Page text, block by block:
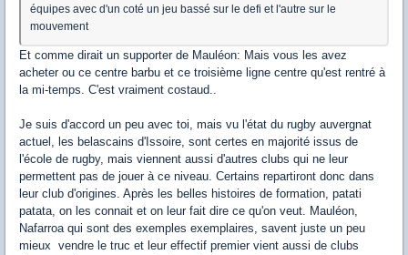
équipes avec d'un coté un jeu bassé sur le defi et l'autre sur le
mouvement
Et comme dirait un supporter de Mauléon: Mais vous les avez
acheter ou ce centre barbu et ce troisième ligne centre qu'est rentré à
la mi-temps. C'est vraiment costaud..
Je suis d'accord un peu avec toi, mais vu l'état du rugby auvergnat
actuel, les belascains d'Issoire, sont certes en majorité issus de
l'école de rugby, mais viennent aussi d'autres clubs qui ne leur
permettent pas de jouer à ce niveau. Certains repartiront donc dans
leur club d'origines. Après les belles histoires de formation, patati
patata, on les connait et on leur fait dire ce qu'on veut. Mauléon,
Nafarroa qui sont des exemples exemplaires, savent juste un peu
mieux vendre le truc et leur effectif premier vient aussi de clubs